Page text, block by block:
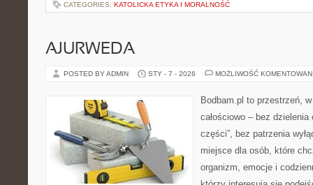
CATEGORIES: KATOLICKA ETYKA I MORALNOŚĆ
AJURWEDA
POSTED BY ADMIN STY - 7 - 2026 MOŻLIWOŚĆ
Bodbam.pl to przestrzeń,
całościowo – bez dzielenia
części”, bez patrzenia
miejsce dla osób, które
organizm, emocje i